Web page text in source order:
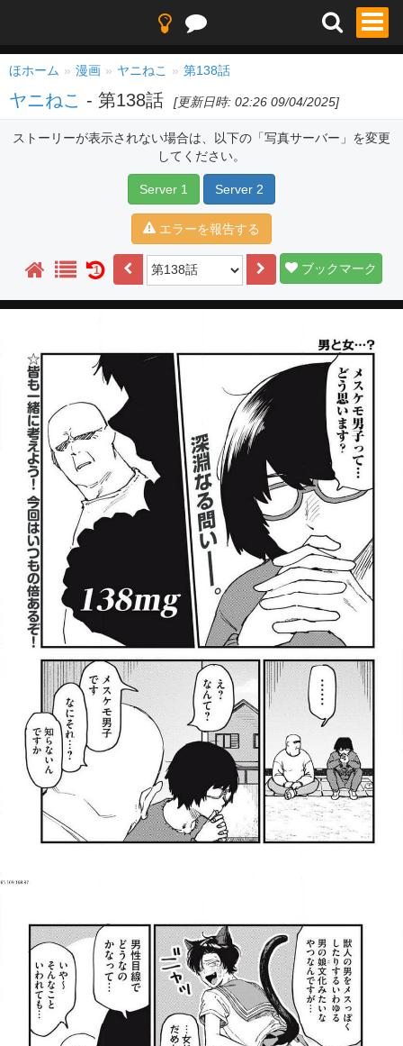
ほホーム 漫画 ヤニねこ 第138話
ヤニねこ - 第138話 [更新日時: 02:26 09/04/2025]
ストーリーが表示されない場合は、以下の「写真サーバー」を変更
してください。
Server 1 Server 2
エラーを報告する
1 ブックマーク